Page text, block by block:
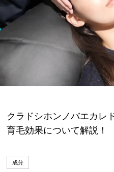
クラドシホンノバエカレ
育毛効果について解説！
成分